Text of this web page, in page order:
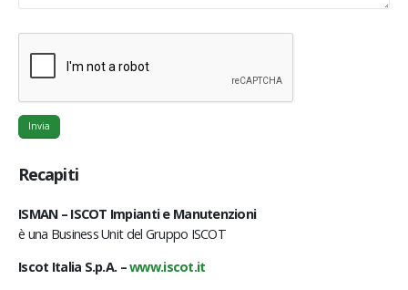
Recapiti
ISMAN – ISCOT Impianti e Manutenzioni
è una Business Unit del Gruppo ISCOT
Iscot Italia S.p.A. –www.iscot.it